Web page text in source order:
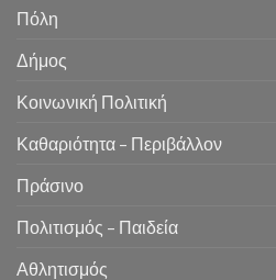
Πόλη
Δήμος
Κοινωνική Πολιτική
Καθαριότητα – Περιβάλλον
Πράσινο
Πολιτισμός – Παιδεία
Αθλητισμός